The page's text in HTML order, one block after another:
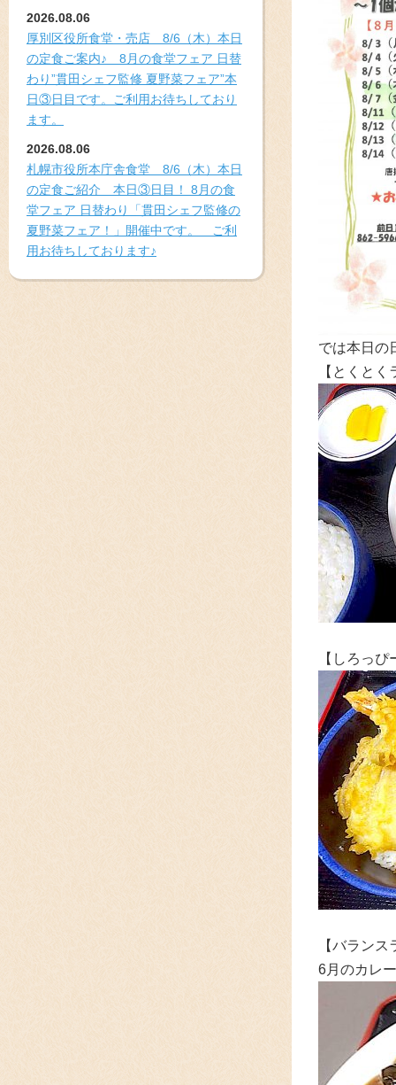
2026.08.06
厚別区役所食堂・売店 8/6（木）本日
の定食ご案内♪ 8月の食堂フェア 日替
わり”貫田シェフ監修 夏野菜フェア”本
日③日目です。ご利用お待ちしており
ます。
2026.08.06
札幌市役所本庁舎食堂 8/6（木）本日
の定食ご紹介 本日③日目！ 8月の食
堂フェア 日替わり「貫田シェフ監修の
夏野菜フェア！」開催中です。 ご利
用お待ちしております♪
では本日の
【とくとく
【しろっ
【バランス
6月のカレ